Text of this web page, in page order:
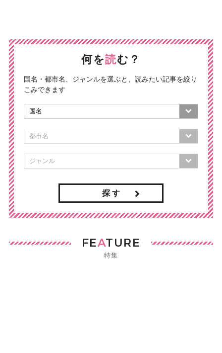
何を読む？
国名・都市名、ジャンルを選ぶと、読みたい記事を絞り
こみできます
探 す
FEATURE
特集